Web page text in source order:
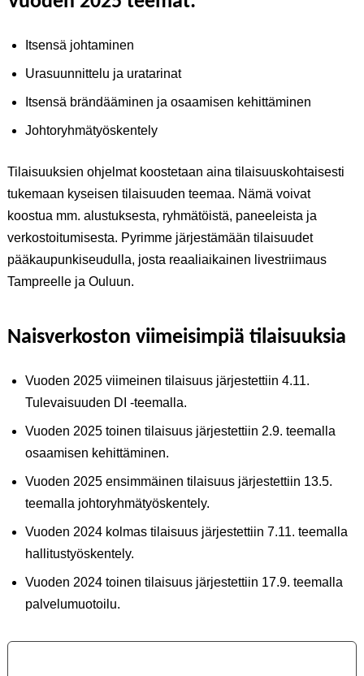
Itsensä johtaminen
Urasuunnittelu ja uratarinat
Itsensä brändääminen ja osaamisen kehittäminen
Johtoryhmätyöskentely
Tilaisuuksien ohjelmat koostetaan aina tilaisuuskohtaisesti
tukemaan kyseisen tilaisuuden teemaa. Nämä voivat
koostua mm. alustuksesta, ryhmätöistä, paneeleista ja
verkostoitumisesta. Pyrimme järjestämään tilaisuudet
pääkaupunkiseudulla, josta reaaliaikainen livestriimaus
Tampreelle ja Ouluun.
Naisverkoston viimeisimpiä tilaisuuksia
Vuoden 2025 viimeinen tilaisuus järjestettiin 4.11.
Tulevaisuuden DI -teemalla.
Vuoden 2025 toinen tilaisuus järjestettiin 2.9. teemalla
osaamisen kehittäminen.
Vuoden 2025 ensimmäinen tilaisuus järjestettiin 13.5.
teemalla johtoryhmätyöskentely.
Vuoden 2024 kolmas tilaisuus järjestettiin 7.11. teemalla
hallitustyöskentely.
Vuoden 2024 toinen tilaisuus järjestettiin 17.9. teemalla
palvelumuotoilu.